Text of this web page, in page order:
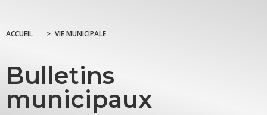
ACCUEIL > VIE MUNICIPALE
Bulletins
municipaux